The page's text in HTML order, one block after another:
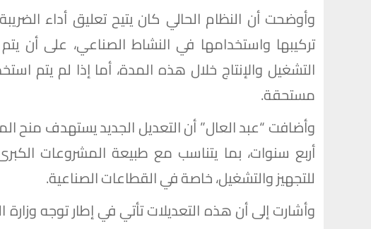
وأوضحت أن النظام الحالي كان يتيح تعليق أداء
تركيبها واستخدامها في النشاط الصناعي، على أن
التشغيل والإنتاج خلال هذه المدة، أما إذا لم يتم
مستحقة.
وأضافت “عبد العال” أن التعديل الجديد يستهدف منح
أربع سنوات، بما يتناسب مع طبيعة المشروعات
للتجهيز والتشغيل، خاصة في القطاعات الصناعية.
وأشارت إلى أن هذه التعديلات تأتي في إطار توجه وزارة